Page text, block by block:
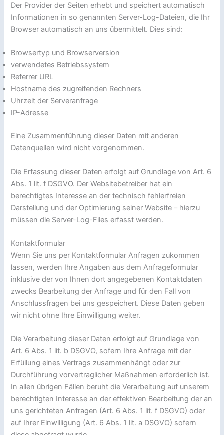
Der Provider der Seiten erhebt und speichert automatisch
Informationen in so genannten Server-Log-Dateien, die Ihr
Browser automatisch an uns übermittelt. Dies sind:
Browsertyp und Browserversion
verwendetes Betriebssystem
Referrer URL
Hostname des zugreifenden Rechners
Uhrzeit der Serveranfrage
IP-Adresse
Eine Zusammenführung dieser Daten mit anderen
Datenquellen wird nicht vorgenommen.
Die Erfassung dieser Daten erfolgt auf Grundlage von Art. 6
Abs. 1 lit. f DSGVO. Der Websitebetreiber hat ein
berechtigtes Interesse an der technisch fehlerfreien
Darstellung und der Optimierung seiner Website – hierzu
müssen die Server-Log-Files erfasst werden.
Kontaktformular
Wenn Sie uns per Kontaktformular Anfragen zukommen
lassen, werden Ihre Angaben aus dem Anfrageformular
inklusive der von Ihnen dort angegebenen Kontaktdaten
zwecks Bearbeitung der Anfrage und für den Fall von
Anschlussfragen bei uns gespeichert. Diese Daten geben
wir nicht ohne Ihre Einwilligung weiter.
Die Verarbeitung dieser Daten erfolgt auf Grundlage von
Art. 6 Abs. 1 lit. b DSGVO, sofern Ihre Anfrage mit der
Erfüllung eines Vertrags zusammenhängt oder zur
Durchführung vorvertraglicher Maßnahmen erforderlich ist.
In allen übrigen Fällen beruht die Verarbeitung auf unserem
berechtigten Interesse an der effektiven Bearbeitung der an
uns gerichteten Anfragen (Art. 6 Abs. 1 lit. f DSGVO) oder
auf Ihrer Einwilligung (Art. 6 Abs. 1 lit. a DSGVO) sofern